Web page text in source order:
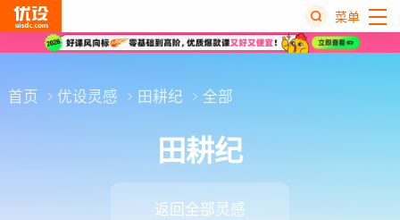
菜单
首页 优设灵感 田耕纪 全部
田耕纪
返回全部灵感